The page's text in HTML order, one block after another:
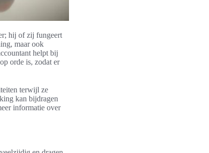
hij of zij fungeert
maar ook
helpt bij
orde is, zodat er
terwijl ze
kan bijdragen
informatie over